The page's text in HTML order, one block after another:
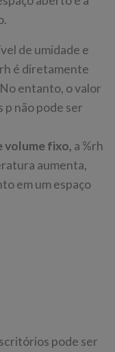
de umidade e
é diretamente
entanto, o valor
p não pode ser
volume fixo, a %rh
aumenta,
em um espaço
pode ser